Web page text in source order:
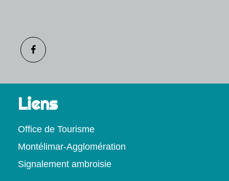
Liens
Office de Tourisme
Montélimar-Agglomération
Signalement ambroisie